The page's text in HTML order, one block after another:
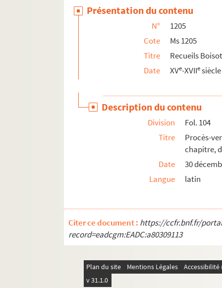
Présentation du contenu
N°
1205
Cote
Ms 1205
Titre
Recueils
Date
XVe-XVIIesiècle
Description du contenu
Division
Fol. 104
Titre
Procès-
chapitre,
Date
30
Langue
latin
Citer ce document : https://ccfr.bnf.fr/
record=eadcgm:EADC:a80309113
Plan du site Mentions Légales
v 31.1.0